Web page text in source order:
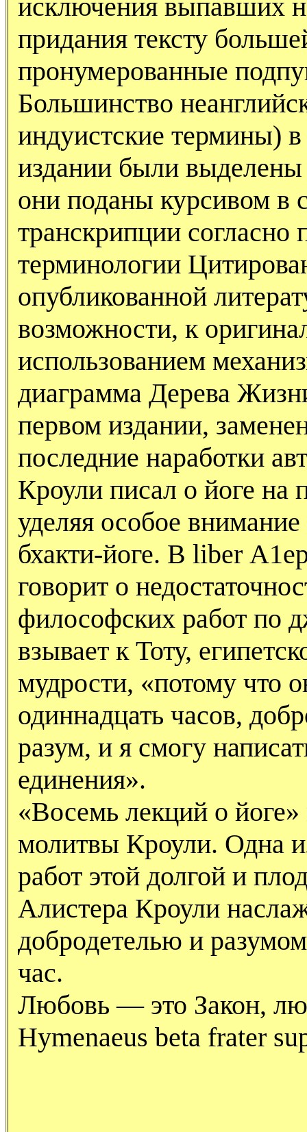
исключения выпавших
придания тексту
пронумерованные
Большинство
индуистские термины)
издании были выделены
они поданы курсивом в
транскрипции согласно
терминологии
опубликованной
возможности, к
использованием
диаграмма Дерева
первом издании,
последние наработки
Кроули писал о йоге на
уделяя особое внимание
бхакти-йоге. В liber
говорит о
философских работ по
взывает к Тоту,
мудрости, «потому что
одиннадцать часов,
разум, и я смогу
единения».
«Восемь лекций о
молитвы Кроули. Одна
работ этой долгой и
Алистера Кроули
добродетелью и
час.
Любовь — это Закон,
Hymenaeus beta frater